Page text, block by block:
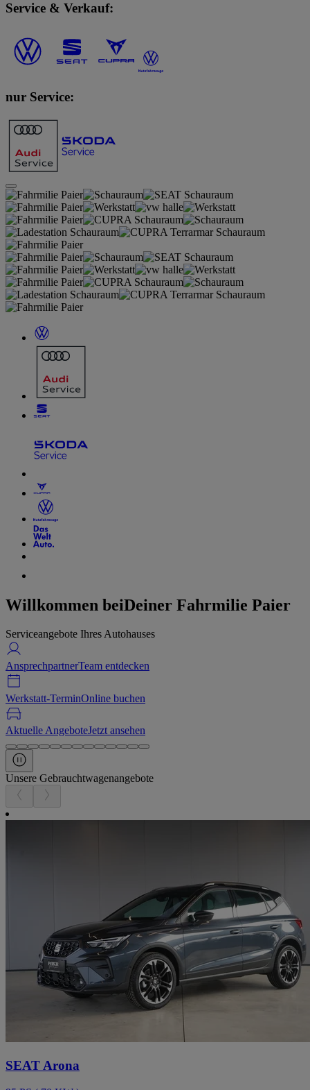
Service & Verkauf:
nur Service:
Willkommen beiDeiner Fahrmilie Paier
Serviceangebote Ihres Autohauses
AnsprechpartnerTeam entdecken
Werkstatt-TerminOnline buchen
Aktuelle AngeboteJetzt ansehen
Unsere Gebrauchtwagenangebote
SEAT Arona